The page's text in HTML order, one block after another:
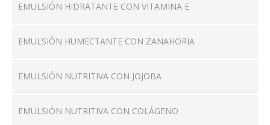
EMULSIÓN HIDRATANTE CON VITAMINA E
EMULSIÓN HUMECTANTE CON ZANAHORIA
EMULSIÓN NUTRITIVA CON JOJOBA
EMULSIÓN NUTRITIVA CON COLÁGENO